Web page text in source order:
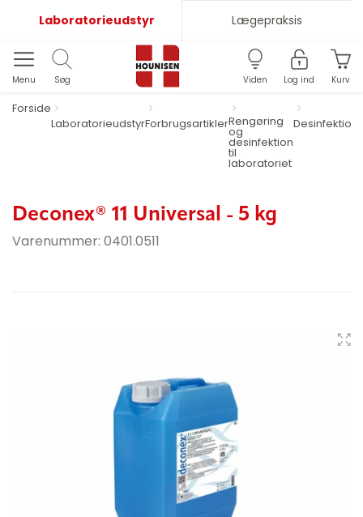
Laboratorieudstyr Lægepraksis
Menu Søg Viden Log ind Kurv
Forside
LaboratorieudstyrForbrugsartiklerRengøring
og
desinfektion
til
laboratoriet
Deconex® 11 Universal - 5 kg
Varenummer: 0401.0511